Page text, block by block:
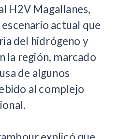
H2V Magallanes,
actual que
del hidrógeno y
la región, marcado
de algunos
al complejo